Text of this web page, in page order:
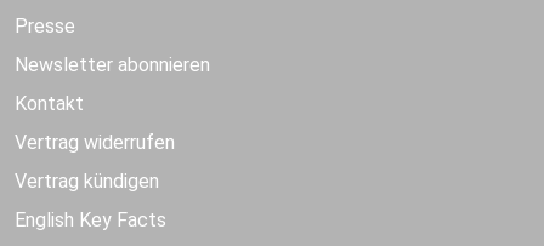
Presse
Newsletter abonnieren
Kontakt
Vertrag widerrufen
Vertrag kündigen
English Key Facts